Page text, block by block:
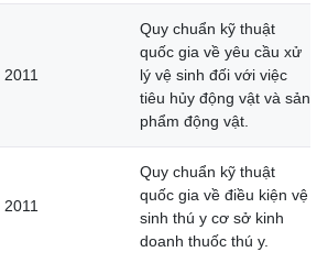
2011
Quy chuẩn kỹ thuật
quốc gia về yêu cầu xử
lý vệ sinh đối với việc
tiêu hủy động vật và sản
phẩm động vật.
2011
Quy chuẩn kỹ thuật
quốc gia về điều kiện vệ
sinh thú y cơ sở kinh
doanh thuốc thú y.